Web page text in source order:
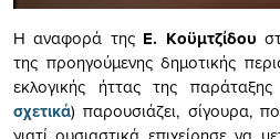
Η αναφορά της Ε. Κοϋμτζίδου
της προηγούμενης δημοτικής
εκλογικής ήττας της
σχετικά) παρουσιάζει, σίγουρα,